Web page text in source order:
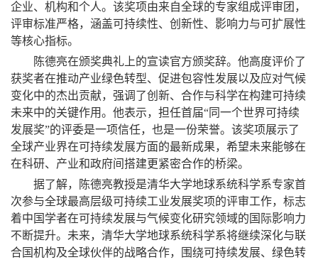
企业、机构和个人。该奖项由来自全球的专家组成评审团，
评审标准严格，涵盖可持续性、创新性、影响力与可扩展性
等核心指标。
陈德亮在颁奖典礼上的宣读官方颁奖辞。他高度评价了
获奖者在推动产业绿色转型、促进包容性发展以及应对气候
变化中的杰出贡献，强调 了创新、合作与科学在构建可持续
未来中的关键作用。 他表示， 担任首届“同一个世界可持续
发展奖”的评委是一项信任， 也是一份荣誉。该奖项展示了
全球产业界在可持续发展方面的最新成果， 希望未来能够在
在科研、产业和政府间搭建更紧密合作的桥梁。
据了解，陈德亮教授是清华大学地球系统科学系专家首
次参与全球最高层级可持续工业发展奖项的评审工作， 标志
着中国学者在可持续发展与气候变化研究领域的国际影响力
不断提升。未来，清华大学地球系统科学系将继续深化与联
合国机构及全球伙伴的战略合作，围绕可持续发展、绿色转